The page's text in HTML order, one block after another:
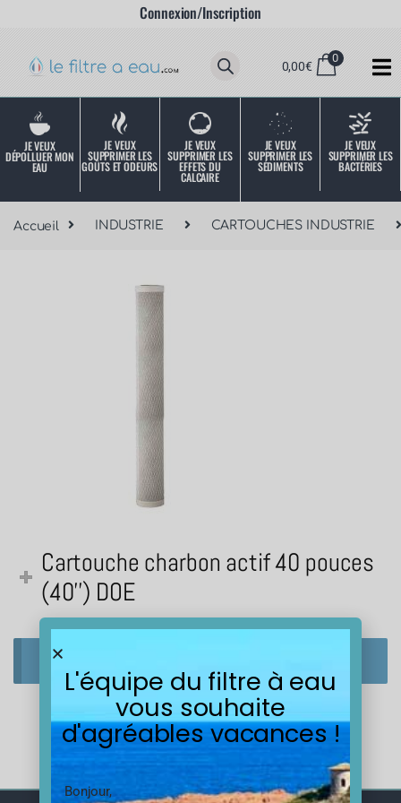
Connexion/Inscription
0,00€
0
JE VEUX
DÉPOLLUER MON
EAU
JE VEUX
SUPPRIMER LES
GOÛTS ET ODEURS
JE VEUX
SUPPRIMER LES
EFFETS DU
CALCAIRE
JE VEUX
SUPPRIMER LES
SÉDIMENTS
JE VEUX
SUPPRIMER LES
BACTÉRIES
Accueil INDUSTRIE CARTOUCHES INDUSTRIE
Cartouche charbon actif 40 pouces
(40'') DOE
Aucun produit ne correspond à votre sélection.
L'équipe du filtre à eau
vous souhaite
d'agréables vacances !
Bonjour,